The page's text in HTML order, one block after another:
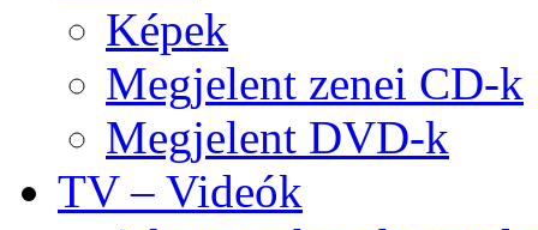
Képek
Megjelent zenei CD-k
Megjelent DVD-k
TV – Videók